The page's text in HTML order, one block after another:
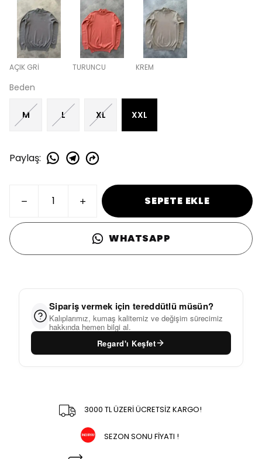
AÇIK GRİ TURUNCU KREM
Beden
M L XL XXL
Paylaş:
SEPETE EKLE
WHATSAPP
Sipariş vermek için tereddütlü müsün?
Kalıplarımız, kumaş kalitemiz ve değişim sürecimiz
hakkında hemen bilgi al.
Regard'ı Keşfet
3000 TL ÜZERİ ÜCRETSİZ KARGO!
SEZON SONU FİYATI !